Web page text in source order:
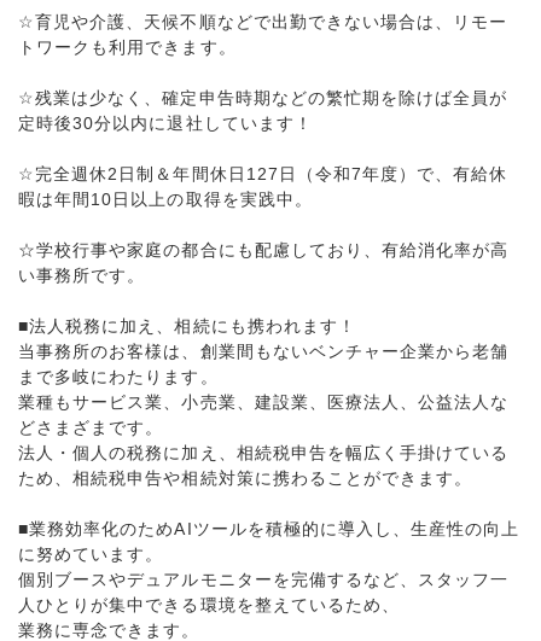
☆育児や介護、天候不順などで出勤できない場合は、リモー
トワークも利用できます。
☆残業は少なく、確定申告時期などの繁忙期を除けば全員が
定時後30分以内に退社しています！
☆完全週休2日制＆年間休日127日（令和7年度）で、有給休
暇は年間10日以上の取得を実践中。
☆学校行事や家庭の都合にも配慮しており、有給消化率が高
い事務所です。
■法人税務に加え、相続にも携われます！
当事務所のお客様は、創業間もないベンチャー企業から老舗
まで多岐にわたります。
業種もサービス業、小売業、建設業、医療法人、公益法人な
どさまざまです。
法人・個人の税務に加え、相続税申告を幅広く手掛けている
ため、相続税申告や相続対策に携わることができます。
■業務効率化のためAIツールを積極的に導入し、生産性の向上
に努めています。
個別ブースやデュアルモニターを完備するなど、スタッフ一
人ひとりが集中できる環境を整えているため、
業務に専念できます。